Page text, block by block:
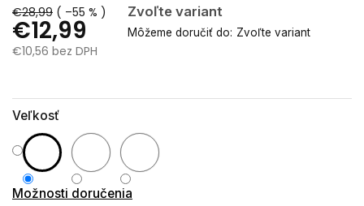
€28,99 ( –55 % )
€12,99
Zvoľte variant
Môžeme doručiť do: Zvoľte variant
€10,56 bez DPH
Veľkosť
Možnosti doručenia